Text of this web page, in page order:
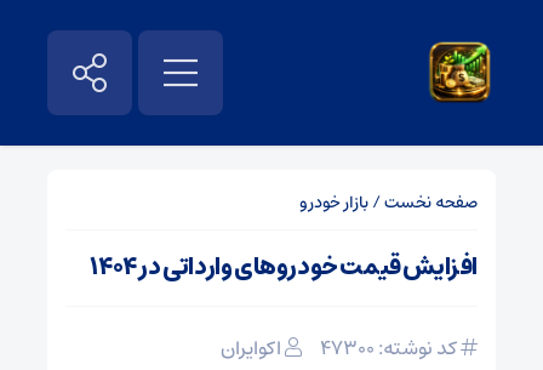
صفحه نخست/بازار خودرو
افزایش قیمت خودروهای وارداتی در ۱۴۰۴
کد نوشته: 47300
اکوایران